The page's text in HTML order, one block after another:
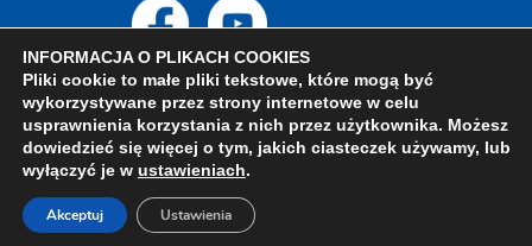
INFORMACJA O PLIKACH COOKIES
Pliki cookie to małe pliki tekstowe, które mogą być
wykorzystywane przez strony internetowe w celu
usprawnienia korzystania z nich przez użytkownika. Możesz
dowiedzieć się więcej o tym, jakich ciasteczek używamy, lub
wyłączyć je w ustawieniach.
Akceptuj Ustawienia